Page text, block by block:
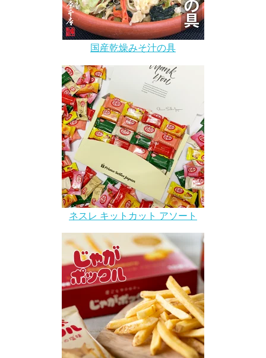
国産乾燥みそ汁の具
ネスレ キットカット アソート